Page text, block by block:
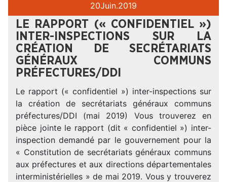
20Juin.2019
LE RAPPORT (« CONFIDENTIEL »)
INTER-INSPECTIONS SUR LA
CRÉATION DE SECRÉTARIATS
GÉNÉRAUX COMMUNS
PRÉFECTURES/DDI
Le rapport (« confidentiel ») inter-inspections sur
la création de secrétariats généraux communs
préfectures/DDI (mai 2019) Vous trouverez en
pièce jointe le rapport (dit « confidentiel ») inter-
inspection demandé par le gouvernement pour la
« Constitution de secrétariats généraux communs
aux préfectures et aux directions départementales
interministérielles » de mai 2019. Vous y trouverez